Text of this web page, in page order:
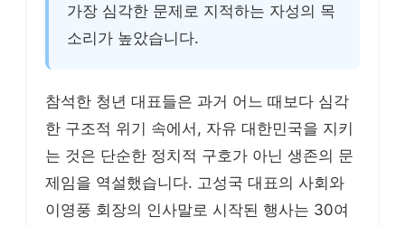
가장 심각한 문제로 지적하는 자성의 목
소리가 높았습니다.
참석한 청년 대표들은 과거 어느 때보다 심각
한 구조적 위기 속에서, 자유 대한민국을 지키
는 것은 단순한 정치적 구호가 아닌 생존의 문
제임을 역설했습니다. 고성국 대표의 사회와
이영풍 회장의 인사말로 시작된 행사는 30여